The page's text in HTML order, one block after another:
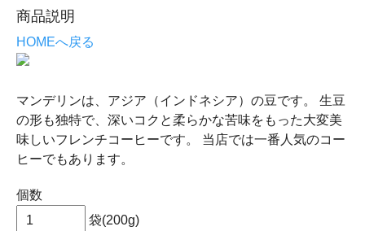
商品説明
HOMEへ戻る
マンデリンは、アジア（インドネシア）の豆です。 生豆
の形も独特で、深いコクと柔らかな苦味をもった大変美
味しいフレンチコーヒーです。 当店では一番人気のコー
ヒーでもあります。
個数
袋(200g)